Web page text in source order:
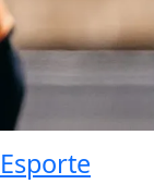
Esporte